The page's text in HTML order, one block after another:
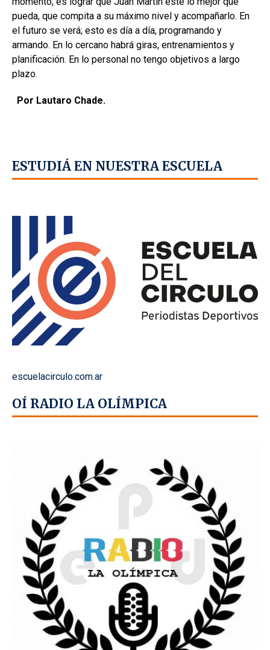
pueda, que compita a su máximo nivel y acompañarlo. En
el futuro se verá; esto es día a día, programando y
armando. En lo cercano habrá giras, entrenamientos y
planificación. En lo personal no tengo objetivos a largo
plazo.
Por Lautaro Chade.
ESTUDIÁ EN NUESTRA ESCUELA
escuelacirculo.com.ar
OÍ RADIO LA OLÍMPICA